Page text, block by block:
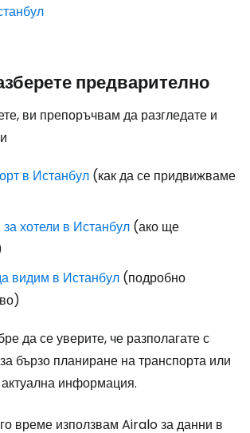
предварително
ви препоръчвам да разгледате и
в Истанбул (как да се придвижваме
хотели в Истанбул (ако ще
видим в Истанбул (подробно
да се уверите, че разполагате с
бързо планиране на транспорта или
информация.
време използвам Airalo за данни в